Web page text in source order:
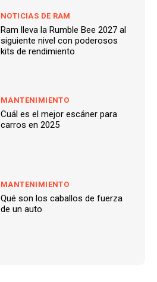
NOTICIAS DE RAM
Ram lleva la Rumble Bee 2027 al
siguiente nivel con poderosos
kits de rendimiento
MANTENIMIENTO
Cuál es el mejor escáner para
carros en 2025
MANTENIMIENTO
Qué son los caballos de fuerza
de un auto